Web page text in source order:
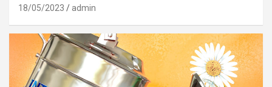
18/05/2023 admin